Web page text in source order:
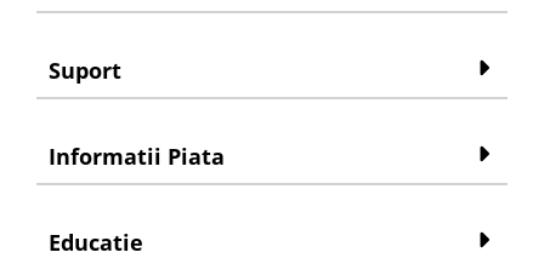
Suport
Informatii Piata
Educatie